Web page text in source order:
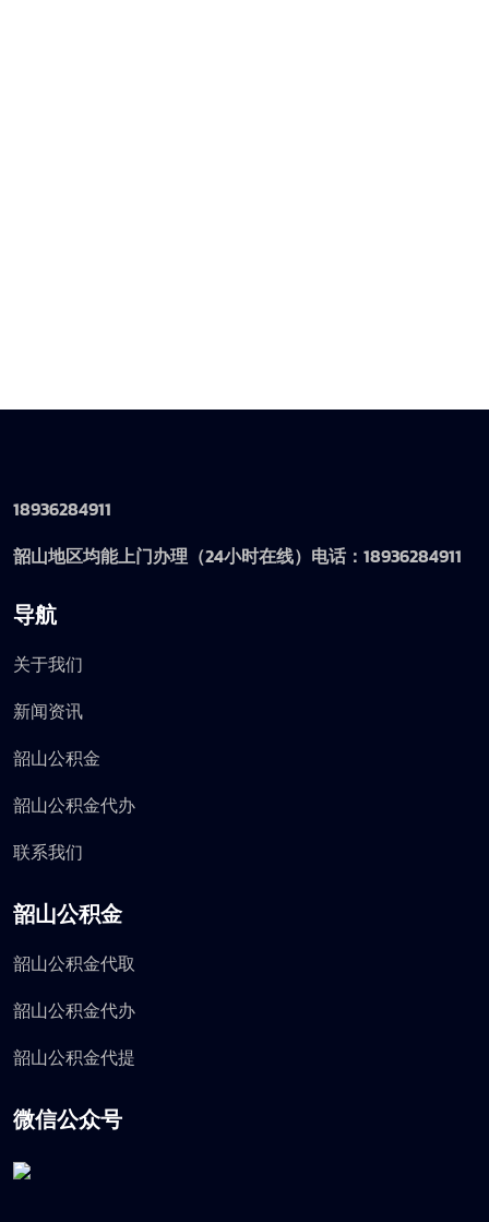
18936284911
韶山地区均能上门办理（24小时在线）电话：18936284911
导航
关于我们
新闻资讯
韶山公积金
韶山公积金代办
联系我们
韶山公积金
韶山公积金代取
韶山公积金代办
韶山公积金代提
微信公众号